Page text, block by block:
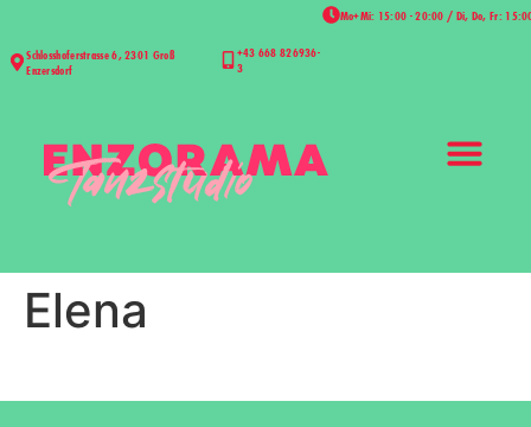
Schlosshoferstrasse 6, 2301 Groß
Enzersdorf
+43 668 826936-
3
Mo+Mi: 15:00 - 20:00 / Di, Do, Fr:
Elena